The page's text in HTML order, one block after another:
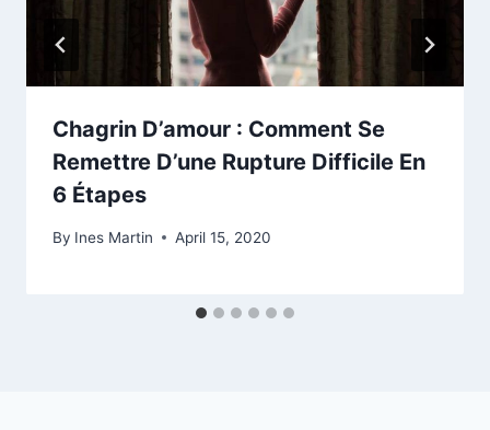
Chagrin D’amour : Comment Se
Remettre D’une Rupture Difficile En
6 Étapes
By Ines Martin April 15, 2020